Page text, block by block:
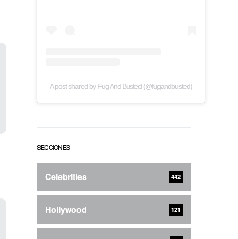
A post shared by Fug And Busted (@fugandbusted)
SECCIONES
Celebrities 442
Hollywood 121